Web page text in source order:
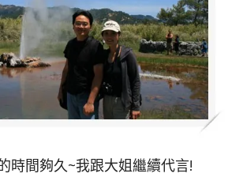
時間夠久~我跟大姐繼續代言!